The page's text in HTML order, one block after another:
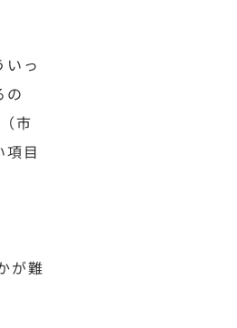
っ
の
市
目
が難